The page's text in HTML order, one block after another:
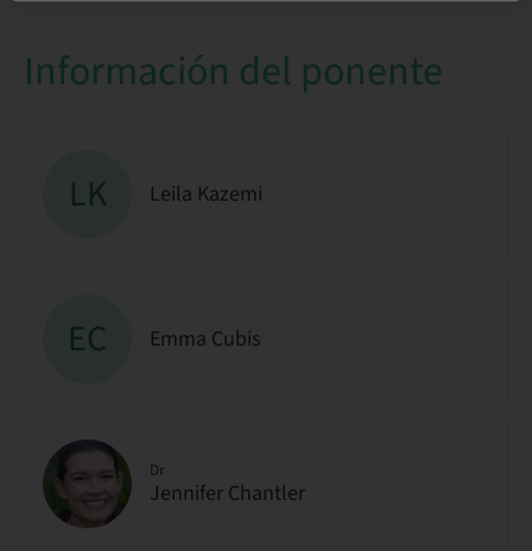
Información del ponente
LK Leila Kazemi
EC Emma Cubis
Dr
Jennifer Chantler